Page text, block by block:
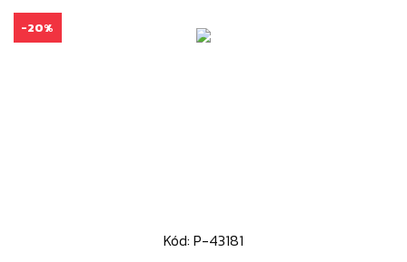
Kód: P-43181
-20%